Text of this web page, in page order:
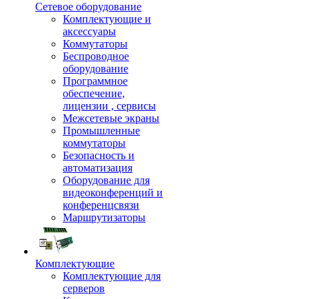
Сетевое оборудование
Комплектующие и
аксессуары
Коммутаторы
Беспроводное
оборудование
Программное
обеспечение,
лицензии , сервисы
Межсетевые экраны
Промышленные
коммутаторы
Безопасность и
автоматизация
Оборудование для
видеоконференций и
конференцсвязи
Маршрутизаторы
Комплектующие
Комплектующие для
серверов